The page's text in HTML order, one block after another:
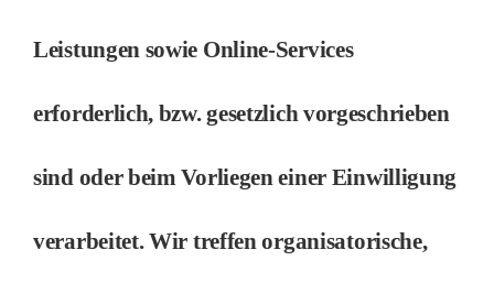
Leistungen sowie Online-Services
erforderlich, bzw. gesetzlich vorgeschrieben
sind oder beim Vorliegen einer Einwilligung
verarbeitet. Wir treffen organisatorische,